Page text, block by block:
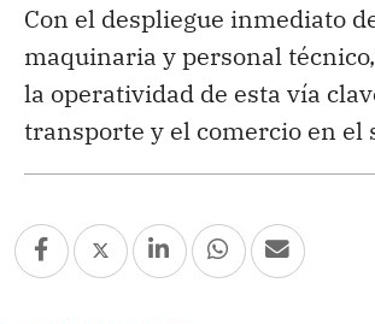
Con el despliegue inmediato
maquinaria y personal
la operatividad de esta vía
transporte y el comercio en el